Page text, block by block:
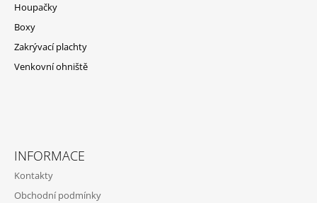
Houpačky
Boxy
Zakrývací plachty
Venkovní ohniště
INFORMACE
Kontakty
Obchodní podmínky